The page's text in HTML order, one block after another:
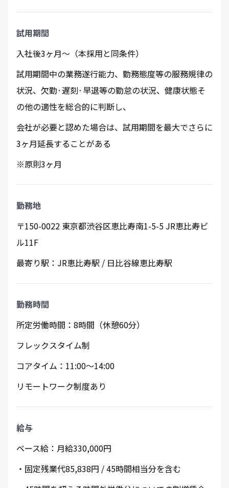
試用期間
入社後3ヶ月～（本採用と同条件）
試用期間中の業務遂行能力、勤務態度等の服務規律の
状況、欠勤·遅刻·早退等の勤怠の状況、健康状態そ
の他の適性を総合的に判断し、
会社が必要と認めた場合は、試用期間を最大でさらに
3ヶ月延長することがある
※原則3ヶ月
勤務地
〒150-0022 東京都渋谷区恵比寿南1-5-5 JR恵比寿ビ
ル11F
最寄り駅：JR恵比寿駅 / 日比谷線恵比寿駅
​勤務時間
所定労働時間：8時間（休憩60分）
フレックスタイム制
コアタイム：11:00～14:00
リモートワーク制度あり
給与
ベース給：月給330,000円
・固定残業代85,838円 / 45時間相当分を含む